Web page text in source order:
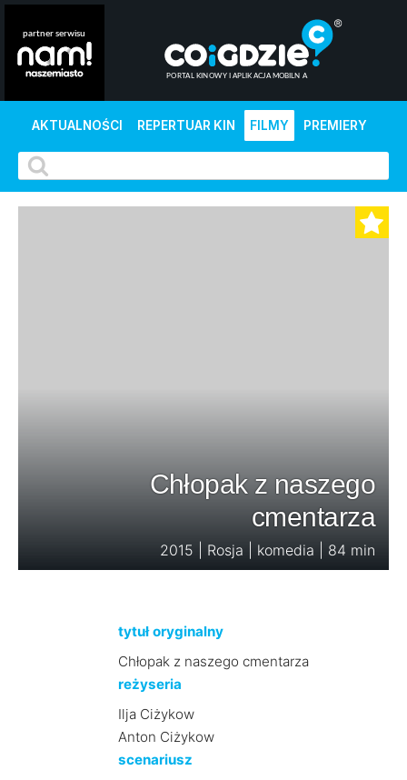
AKTUALNOŚCI REPERTUAR KIN FILMY PREMIERY
Chłopak z naszego
cmentarza
2015 | Rosja | komedia | 84 min
tytuł oryginalny
Chłopak z naszego cmentarza
reżyseria
Ilja Ciżykow
Anton Ciżykow
scenariusz